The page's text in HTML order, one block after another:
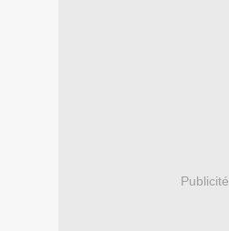
Publicité